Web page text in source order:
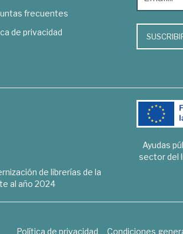
frecuentes
de privacidad
de librerías de la
al año 2024
Ayudas
sector del
Política de privacidad Condiciones